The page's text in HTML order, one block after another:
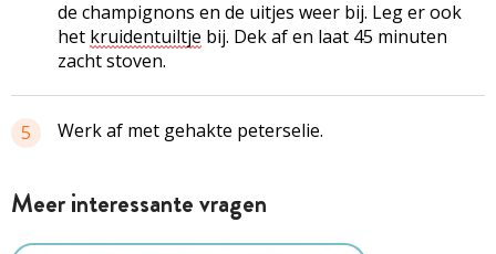
de champignons en de uitjes weer bij. Leg er ook
het kruidentuiltje bij. Dek af en laat 45 minuten
zacht stoven.
5 Werk af met gehakte peterselie.
Meer interessante vragen